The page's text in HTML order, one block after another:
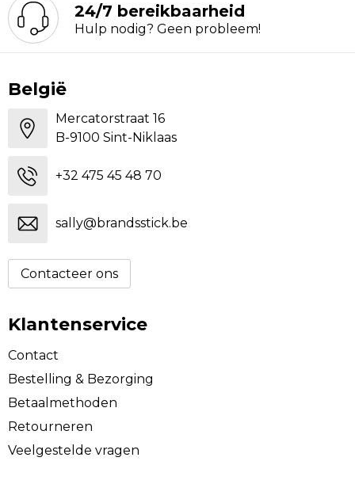
24/7 bereikbaarheid
Hulp nodig? Geen probleem!
België
Mercatorstraat 16
B-9100 Sint-Niklaas
+32 475 45 48 70
sally@brandsstick.be
Contacteer ons
Klantenservice
Contact
Bestelling & Bezorging
Betaalmethoden
Retourneren
Veelgestelde vragen